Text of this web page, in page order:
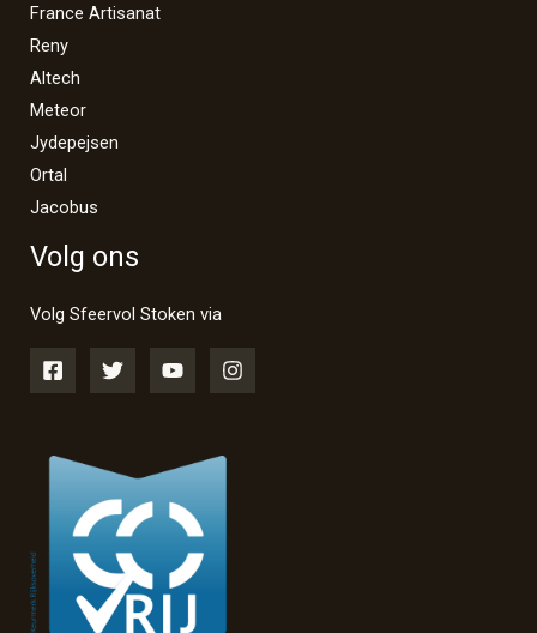
France Artisanat
Reny
Altech
Meteor
Jydepejsen
Ortal
Jacobus
Volg ons
Volg Sfeervol Stoken via